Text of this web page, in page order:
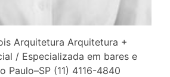
Arquitetura +
/ Especializada em bares e
Paulo–SP (11) 4116-4840